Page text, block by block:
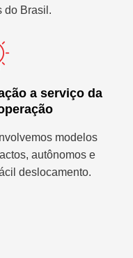
do Brasil.
a serviço da
modelos
autônomos e
deslocamento.